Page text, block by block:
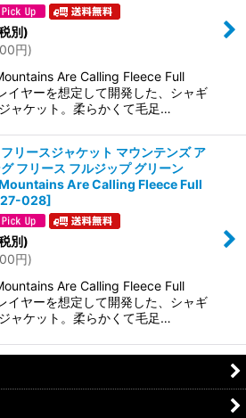
別)
円)
Are Calling Fleece Full
イヤーを想定して開発した、シャギ
ャケット。柔らかくて毛足…
リースジャケット マウンテンズ ア
フリース フルジップ グリーン
Are Calling Fleece Full
028]
別)
円)
Are Calling Fleece Full
イヤーを想定して開発した、シャギ
ャケット。柔らかくて毛足…